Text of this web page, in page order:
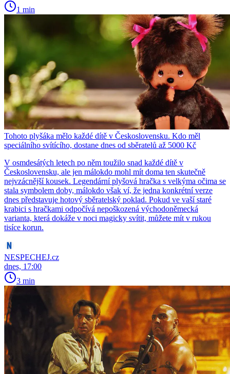
1 min
Tohoto plyšáka mělo každé dítě v Československu. Kdo měl
speciálního svítícího, dostane dnes od sběratelů až 5000 Kč
V osmdesátých letech po něm toužilo snad každé dítě v
Československu, ale jen málokdo mohl mít doma ten skutečně
nejvzácnější kousek. Legendární plyšová hračka s velkýma očima se
stala symbolem doby, málokdo však ví, že jedna konkrétní verze
dnes představuje hotový sběratelský poklad. Pokud ve vaší staré
krabici s hračkami odpočívá nepoškozená východoněmecká
varianta, která dokáže v noci magicky svítit, můžete mít v rukou
tisíce korun.
NESPECHEJ.cz
dnes, 17:00
3 min